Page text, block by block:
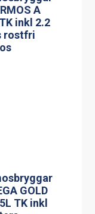
GOLD
TK inkl